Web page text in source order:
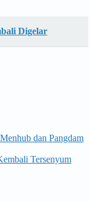
Digelar
dan Pangdam
Tersenyum